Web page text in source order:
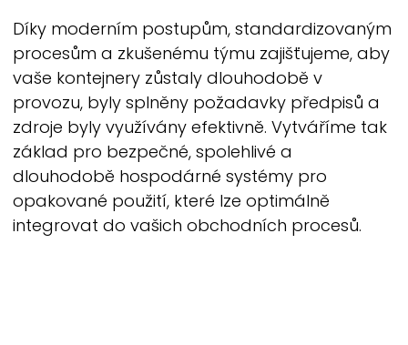
Díky moderním postupům, standardizovaným
procesům a zkušenému týmu zajišťujeme, aby
vaše kontejnery zůstaly dlouhodobě v
provozu, byly splněny požadavky předpisů a
zdroje byly využívány efektivně. Vytváříme tak
základ pro bezpečné, spolehlivé a
dlouhodobě hospodárné systémy pro
opakované použití, které lze optimálně
integrovat do vašich obchodních procesů.